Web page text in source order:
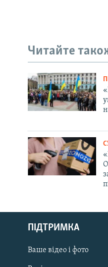
Русский
Qırımtatar
ДОЛУЧАЙСЯ!
Читайте
ПІДТРИМКА
Ваше відео і фото